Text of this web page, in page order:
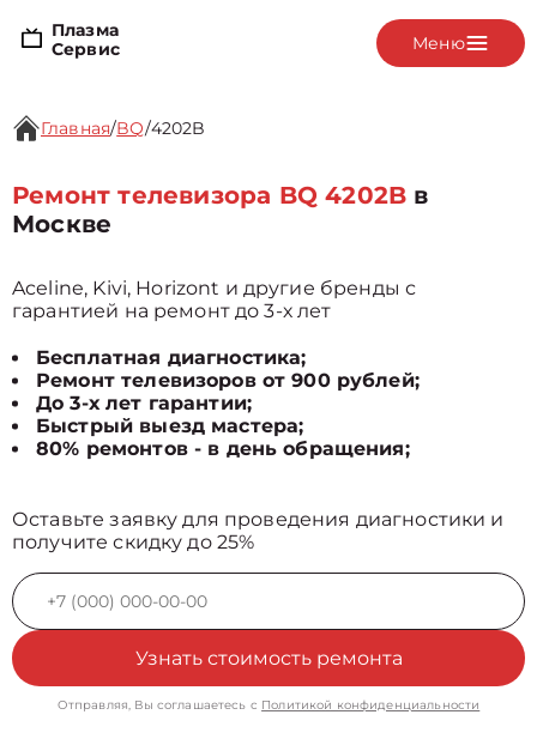
Плазма
Сервис
Меню
Главная/BQ/4202B
Ремонт телевизора BQ 4202B в
Москве
Aceline, Kivi, Horizont и другие бренды с
гарантией на ремонт до 3-х лет
Бесплатная диагностика;
Ремонт телевизоров от 900 рублей;
До 3-х лет гарантии;
Быстрый выезд мастера;
80% ремонтов - в день обращения;
Оставьте заявку для проведения диагностики и
получите скидку до 25%
Узнать стоимость ремонта
Отправляя, Вы соглашаетесь с Политикой конфиденциальности